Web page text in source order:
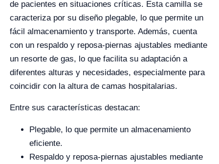
de pacientes en situaciones críticas. Esta camilla se
caracteriza por su diseño plegable, lo que permite un
fácil almacenamiento y transporte. Además, cuenta
con un respaldo y reposa-piernas ajustables mediante
un resorte de gas, lo que facilita su adaptación a
diferentes alturas y necesidades, especialmente para
coincidir con la altura de camas hospitalarias.
Entre sus características destacan:
Plegable, lo que permite un almacenamiento
eficiente.
Respaldo y reposa-piernas ajustables mediante